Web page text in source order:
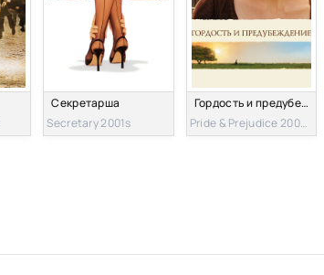
Секретарша
Secretary 2001s
Гордость и предубеждение
Pride & Prejudice 2005s